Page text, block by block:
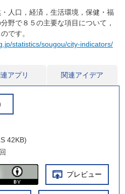
人口，経済，生活環境，保健・福
野で８５の主要な項目について，
です。
statistics/sougou/city-indicators/
アプリ 関連アイデア
42KB)
プレビュー